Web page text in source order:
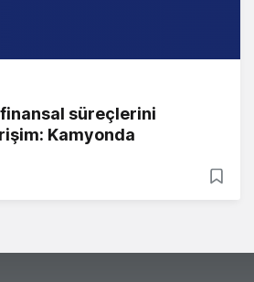
süreçlerini
Kamyonda